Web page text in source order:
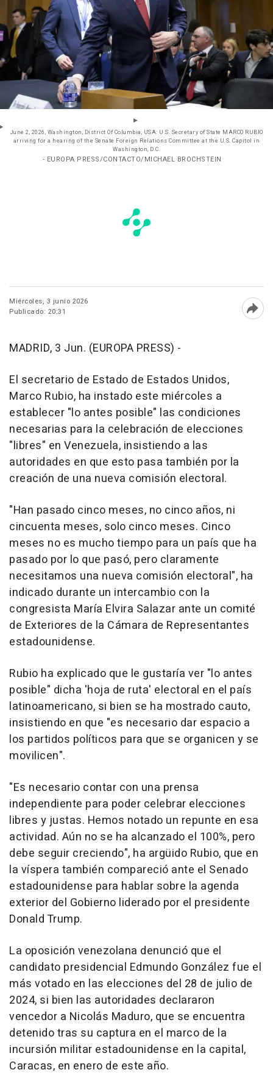
June 2, 2026, Washington, District Of Columbia, USA: U.S. Secretary of State MARCO RUBIO
arriving for a hearing of the Senate Foreign Relations Committee at the U.S. Capitol in
Washington, D.C.
- EUROPA PRESS/CONTACTO/MICHAEL BROCHSTEIN
Miércoles, 3 junio 2026
Publicado: 20:31
MADRID, 3 Jun. (EUROPA PRESS) -
El secretario de Estado de Estados Unidos,
Marco Rubio, ha instado este miércoles a
establecer "lo antes posible" las condiciones
necesarias para la celebración de elecciones
"libres" en Venezuela, insistiendo a las
autoridades en que esto pasa también por la
creación de una nueva comisión electoral.
"Han pasado cinco meses, no cinco años, ni
cincuenta meses, solo cinco meses. Cinco
meses no es mucho tiempo para un país que ha
pasado por lo que pasó, pero claramente
necesitamos una nueva comisión electoral", ha
indicado durante un intercambio con la
congresista María Elvira Salazar ante un comité
de Exteriores de la Cámara de Representantes
estadounidense.
Rubio ha explicado que le gustaría ver "lo antes
posible" dicha 'hoja de ruta' electoral en el país
latinoamericano, si bien se ha mostrado cauto,
insistiendo en que "es necesario dar espacio a
los partidos políticos para que se organicen y se
movilicen".
"Es necesario contar con una prensa
independiente para poder celebrar elecciones
libres y justas. Hemos notado un repunte en esa
actividad. Aún no se ha alcanzado el 100%, pero
debe seguir creciendo", ha argüido Rubio, que en
la víspera también compareció ante el Senado
estadounidense para hablar sobre la agenda
exterior del Gobierno liderado por el presidente
Donald Trump.
La oposición venezolana denunció que el
candidato presidencial Edmundo González fue el
más votado en las elecciones del 28 de julio de
2024, si bien las autoridades declararon
vencedor a Nicolás Maduro, que se encuentra
detenido tras su captura en el marco de la
incursión militar estadounidense en la capital,
Caracas, en enero de este año.